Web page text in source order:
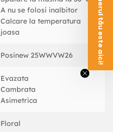
A nu se folosi inalbitor
Calcare la temperatura
joasa
Posinew 25WWVW26
Evazata
Cambrata
Asimetrica
Floral
Voucherul tău este aici!